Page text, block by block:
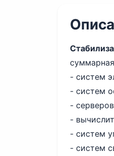
- систем
- систем
-
-
- систем
- систем